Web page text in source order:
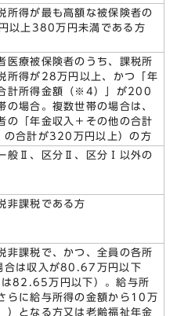
所得が最も高額な被保険者の
以上380万円未満である方
医療被保険者のうち、課税所
所得が28万円以上、かつ「年
計所得金額（※4）」が200
の場合。複数世帯の場合は、
の「年金収入＋その他の合計
合計が320万円以上）の方
般Ⅱ、区分Ⅱ、区分Ⅰ以外の
非課税である方
非課税で、かつ、全員の各所
合は収入が80.67万円以下
は82.65万円以下）。給与所
らに給与所得の金額から10万
）となる方又は老齢福祉年金